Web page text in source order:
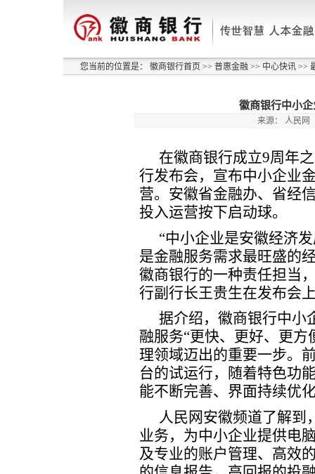
您当前的位置是： 徽商银行首页 >> 普惠金融 >> 中心快讯 >>
徽商银行中小
来源： 人民网